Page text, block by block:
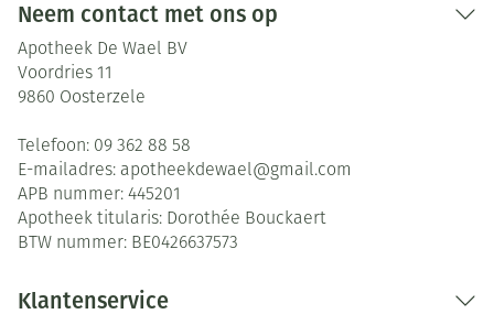
Neem contact met ons op
Apotheek De Wael BV
Voordries 11
9860 Oosterzele
Telefoon: 09 362 88 58
E-mailadres: apotheekdewael@gmail.com
APB nummer: 445201
Apotheek titularis: Dorothée Bouckaert
BTW nummer: BE0426637573
Klantenservice